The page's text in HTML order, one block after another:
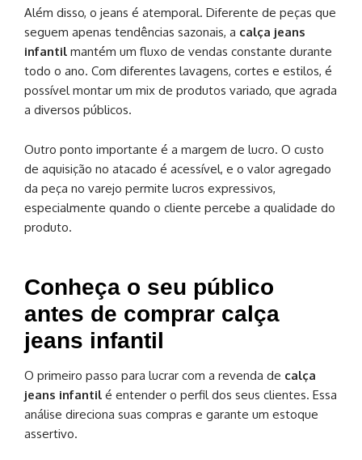
Além disso, o jeans é atemporal. Diferente de peças que
seguem apenas tendências sazonais, a calça jeans
infantil mantém um fluxo de vendas constante durante
todo o ano. Com diferentes lavagens, cortes e estilos, é
possível montar um mix de produtos variado, que agrada
a diversos públicos.
Outro ponto importante é a margem de lucro. O custo
de aquisição no atacado é acessível, e o valor agregado
da peça no varejo permite lucros expressivos,
especialmente quando o cliente percebe a qualidade do
produto.
Conheça o seu público
antes de comprar calça
jeans infantil
O primeiro passo para lucrar com a revenda de calça
jeans infantil é entender o perfil dos seus clientes. Essa
análise direciona suas compras e garante um estoque
assertivo.